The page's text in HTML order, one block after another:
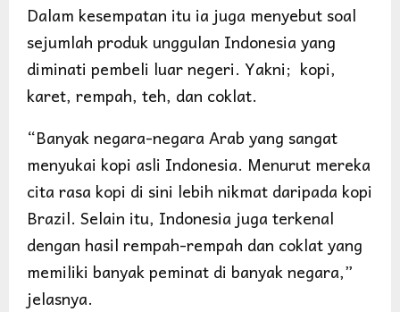
Dalam kesempatan itu ia juga menyebut soal
sejumlah produk unggulan Indonesia yang
diminati pembeli luar negeri. Yakni; kopi,
karet, rempah, teh, dan coklat.
“Banyak negara-negara Arab yang sangat
menyukai kopi asli Indonesia. Menurut mereka
cita rasa kopi di sini lebih nikmat daripada kopi
Brazil. Selain itu, Indonesia juga terkenal
dengan hasil rempah-rempah dan coklat yang
memiliki banyak peminat di banyak negara,”
jelasnya.